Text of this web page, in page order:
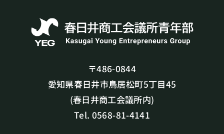
〒486-0844
愛知県春日井市鳥居松町5丁目45
(春日井商工会議所内)
Tel. 0568-81-4141